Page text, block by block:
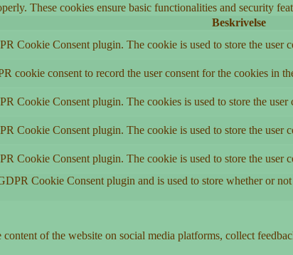
These cookies ensure basic functionalities and security
Beskrivelse
Cookie Consent plugin. The cookie is used to store the user
cookie consent to record the user consent for the cookies in
Cookie Consent plugin. The cookies is used to store the
Cookie Consent plugin. The cookie is used to store the user
Cookie Consent plugin. The cookie is used to store the user
Cookie Consent plugin and is used to store whether or
of the website on social media platforms, collect